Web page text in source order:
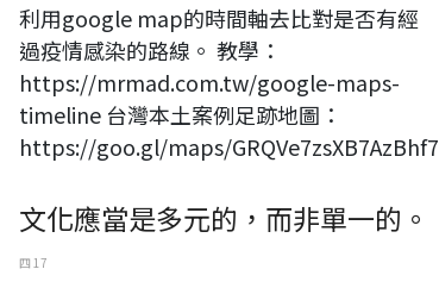
利用google map的時間軸去比對是否有經
過疫情感染的路線。 教學：
https://mrmad.com.tw/google-maps-
timeline 台灣本土案例足跡地圖：
https://goo.gl/maps/GRQVe7zsXB7AzBhf7
文化應當是多元的，而非單一的。
四 17